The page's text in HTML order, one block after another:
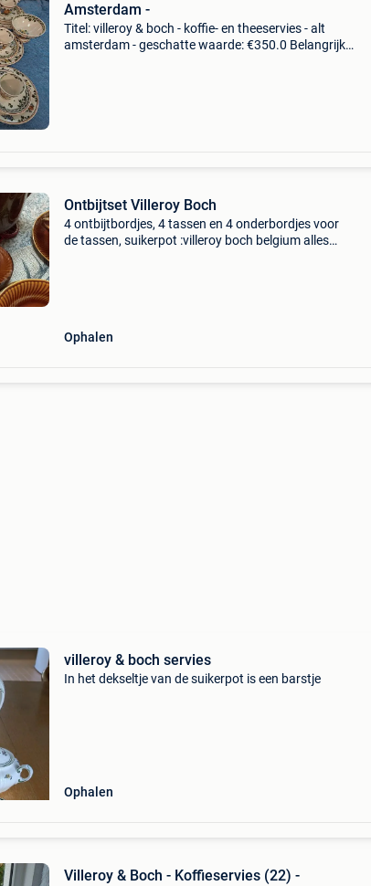
Amsterdam -
Titel: villeroy & boch - koffie- en theeservies - alt
amsterdam - geschatte waarde: €350.0 Belangrijk:
Ontbijtset Villeroy Boch
4 ontbijtbordjes, 4 tassen en 4 onderbordjes voor
de tassen, suikerpot :villeroy boch belgium alles
Ophalen
villeroy & boch servies
In het dekseltje van de suikerpot is een barstje
Ophalen
Villeroy & Boch - Koffieservies (22) -